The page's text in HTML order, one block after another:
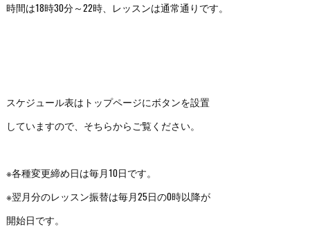
時間は18時30分～22時、レッスンは通常通りです。
スケジュール表はトップページにボタンを設置
していますので、そちらからご覧ください。
※各種変更締め日は毎月10日です。
※翌月分のレッスン振替は毎月25日の0時以降が
開始日です。